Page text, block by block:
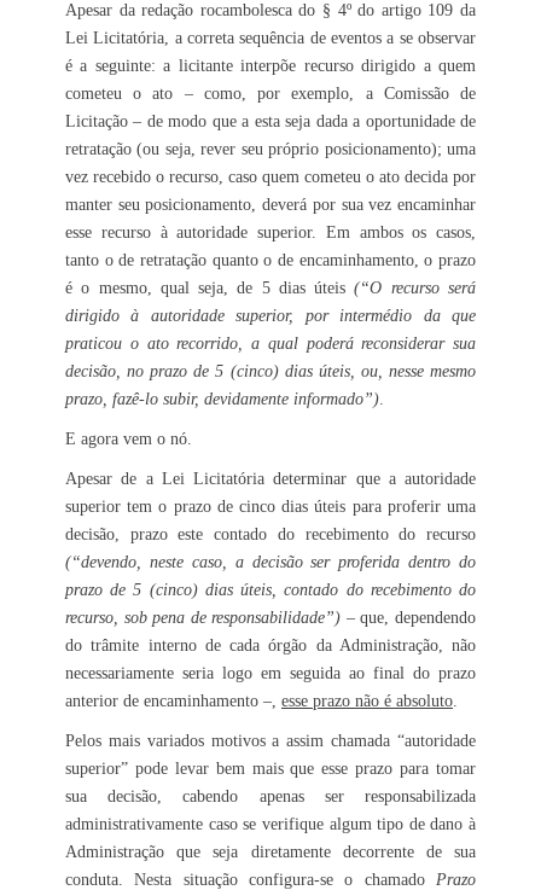
Apesar da redação rocambolesca do § 4º do artigo 109 da
Lei Licitatória, a correta sequência de eventos a se observar
é a seguinte: a licitante interpõe recurso dirigido a quem
cometeu o ato – como, por exemplo, a Comissão de
Licitação – de modo que a esta seja dada a oportunidade de
retratação (ou seja, rever seu próprio posicionamento); uma
vez recebido o recurso, caso quem cometeu o ato decida por
manter seu posicionamento, deverá por sua vez encaminhar
esse recurso à autoridade superior. Em ambos os casos,
tanto o de retratação quanto o de encaminhamento, o prazo
é o mesmo, qual seja, de 5 dias úteis(“O recurso será
dirigido à autoridade superior, por intermédio da que
praticou o ato recorrido, a qual poderá reconsiderar sua
decisão, no prazo de 5 (cinco) dias úteis, ou, nesse mesmo
prazo, fazê-lo subir, devidamente informado”).
E agora vem o nó.
Apesar de a Lei Licitatória determinar que a autoridade
superior tem o prazo de cinco dias úteis para proferir uma
decisão, prazo este contado do recebimento do recurso
(“devendo, neste caso, a decisão ser proferida dentro do
prazo de 5 (cinco) dias úteis, contado do recebimento do
recurso, sob pena de responsabilidade”) – que, dependendo
do trâmite interno de cada órgão da Administração, não
necessariamente seria logo em seguida ao final do prazo
anterior de encaminhamento –, esse prazo não é absoluto.
Pelos mais variados motivos a assim chamada “autoridade
superior” pode levar bem mais que esse prazo para tomar
sua decisão, cabendo apenas ser responsabilizada
administrativamente caso se verifique algum tipo de dano à
Administração que seja diretamente decorrente de sua
conduta. Nesta situação configura-se o chamado Prazo